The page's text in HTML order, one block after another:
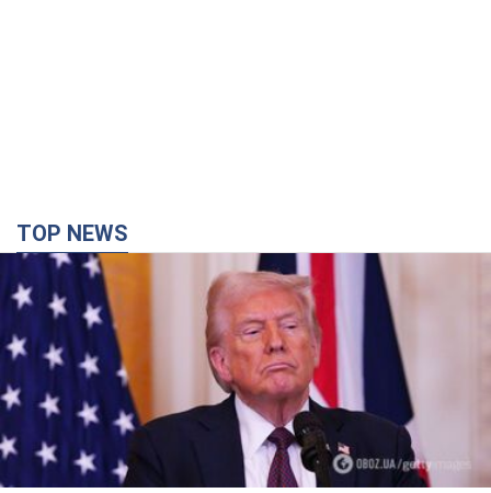
TOP NEWS